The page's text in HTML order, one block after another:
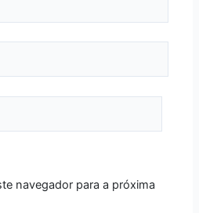
navegador para a próxima